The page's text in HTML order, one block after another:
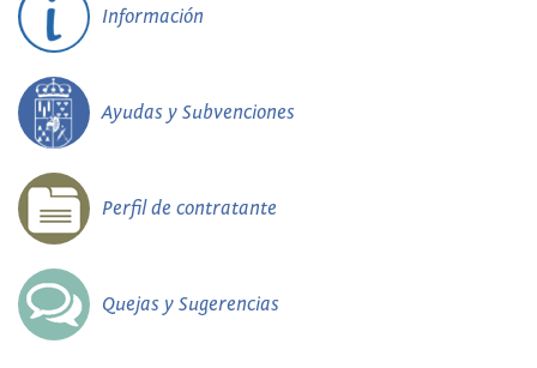
Información
Ayudas y Subvenciones
Perfil de contratante
Quejas y Sugerencias